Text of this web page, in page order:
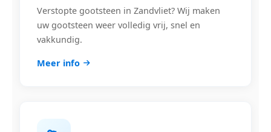
Verstopte gootsteen in Zandvliet? Wij maken
uw gootsteen weer volledig vrij, snel en
vakkundig.
Meer info